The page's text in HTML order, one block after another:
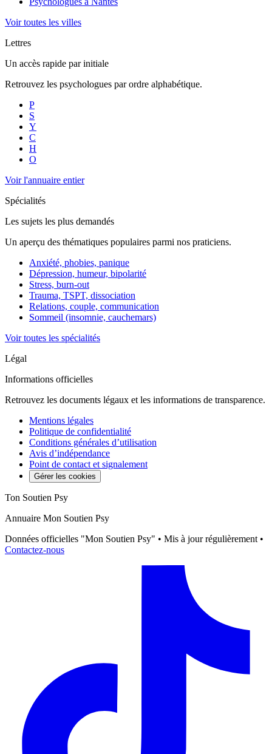
Voir toutes les villes
Lettres
Un accès rapide par initiale
Retrouvez les psychologues par ordre alphabétique.
P
S
Y
C
H
O
Voir l'annuaire entier
Spécialités
Les sujets les plus demandés
Un aperçu des thématiques populaires parmi nos praticiens.
Anxiété, phobies, panique
Dépression, humeur, bipolarité
Stress, burn-out
Trauma, TSPT, dissociation
Relations, couple, communication
Sommeil (insomnie, cauchemars)
Voir toutes les spécialités
Légal
Informations officielles
Retrouvez les documents légaux et les informations de transparence.
Mentions légales
Politique de confidentialité
Conditions générales d’utilisation
Avis d’indépendance
Point de contact et signalement
Gérer les cookies
Ton Soutien Psy
Annuaire Mon Soutien Psy
Données officielles "Mon Soutien Psy" • Mis à jour régulièrement •
Contactez-nous